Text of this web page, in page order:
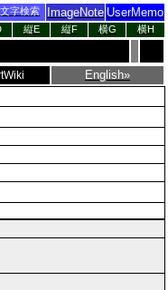
字検索 ImageNote UserMemo
縦E 縦F 横G
横H
English»